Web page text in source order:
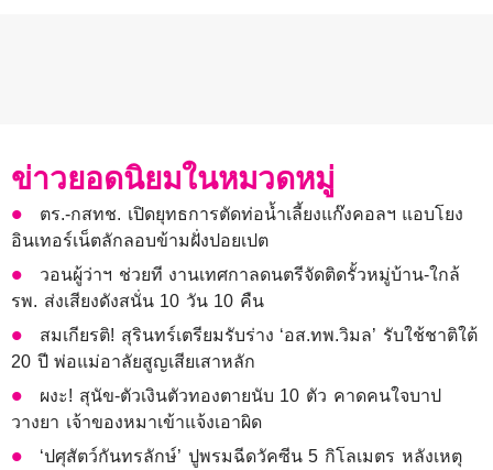
ข่าวยอดนิยมในหมวดหมู่
ตร.-กสทช. เปิดยุทธการตัดท่อน้ำเลี้ยงแก๊งคอลฯ แอบโยง
อินเทอร์เน็ตลักลอบข้ามฝั่งปอยเปต
วอนผู้ว่าฯ ช่วยที งานเทศกาลดนตรีจัดติดรั้วหมู่บ้าน-ใกล้
รพ. ส่งเสียงดังสนั่น 10 วัน 10 คืน
สมเกียรติ! สุรินทร์เตรียมรับร่าง ‘อส.ทพ.วิมล’ รับใช้ชาติใต้
20 ปี พ่อแม่อาลัยสูญเสียเสาหลัก
ผงะ! สุนัข-ตัวเงินตัวทองตายนับ 10 ตัว คาดคนใจบาป
วางยา เจ้าของหมาเข้าแจ้งเอาผิด
‘ปศุสัตว์กันทรลักษ์’ ปูพรมฉีดวัคซีน 5 กิโลเมตร หลังเหตุ